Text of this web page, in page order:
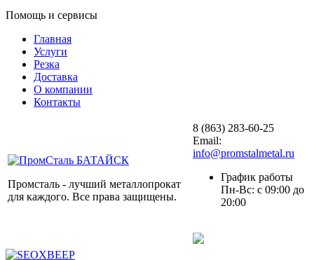
Помощь и сервисы
Главная
Услуги
Резка
Доставка
О компании
Контакты
Промсталь - лучший металлопрокат
для каждого. Все права защищены.
8 (863) 283-60-25
Email:
info@promstalmetal.ru
График работы
Пн-Вс: с 09:00 до
20:00